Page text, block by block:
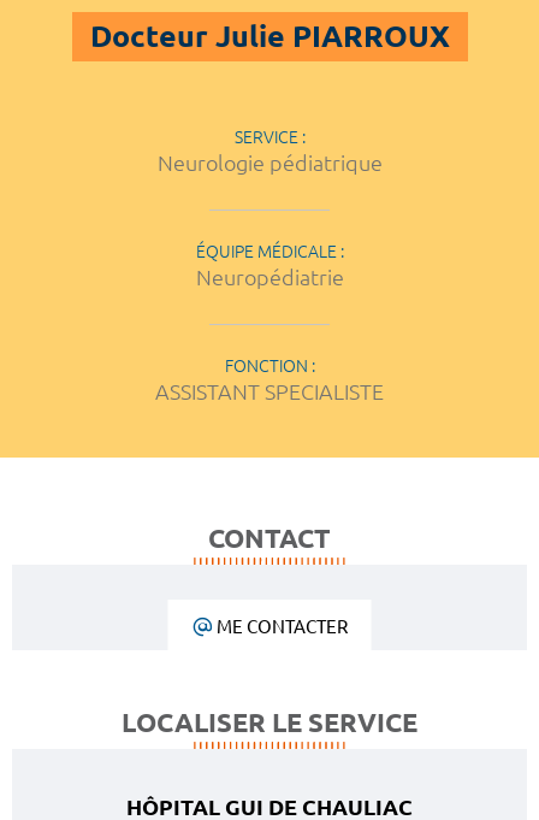
Docteur Julie PIARROUX
SERVICE :
Neurologie pédiatrique
ÉQUIPE MÉDICALE :
Neuropédiatrie
FONCTION :
ASSISTANT SPECIALISTE
CONTACT
ME CONTACTER
LOCALISER LE SERVICE
HÔPITAL GUI DE CHAULIAC